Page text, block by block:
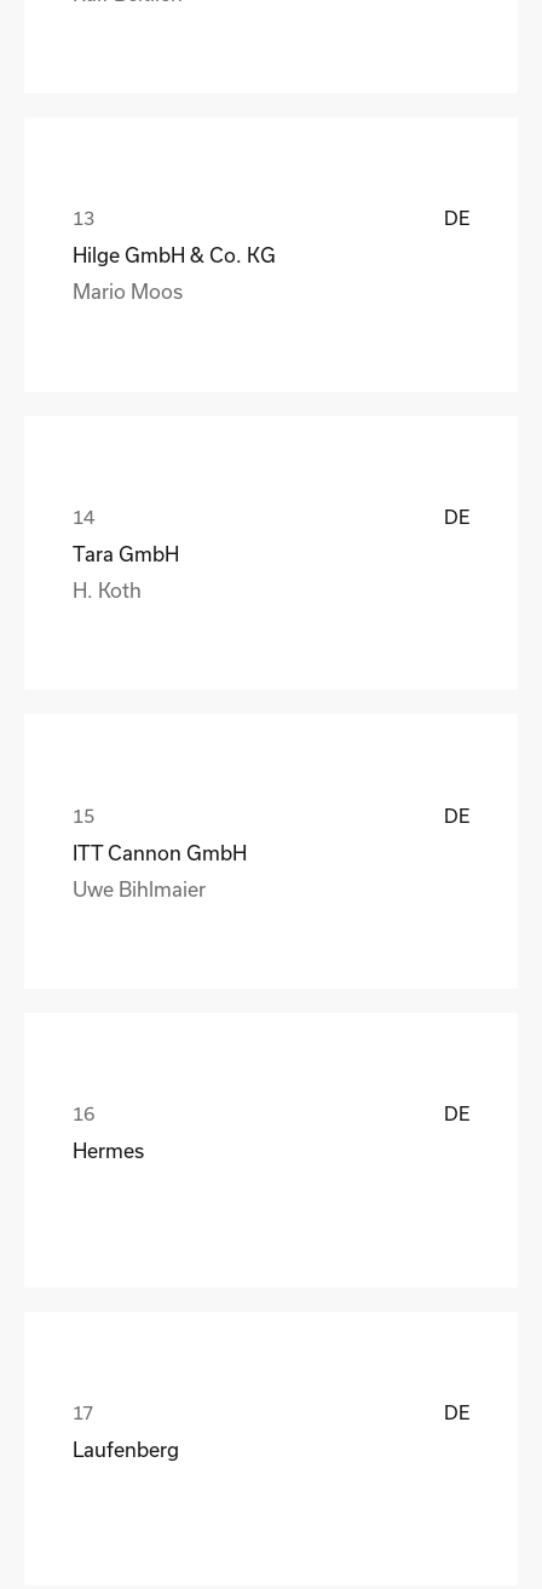
DE
Hilge GmbH & Co. KG
Mario Moos
DE
Tara GmbH
H. Koth
DE
ITT Cannon GmbH
Uwe Bihlmaier
DE
Hermes
DE
Laufenberg